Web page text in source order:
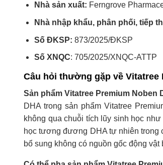
Nhà sản xuất: Ferngrove
Nhà nhập khẩu, phân phối, tiếp
Số ĐKSP: 873/2025/ĐKSP
Số XNQC: 705/2025/XNQC-ATTP
Câu hỏi thường gặp về Vitatree
Sản phẩm Vitatree Premium
DHA trong sản phẩm Vitatree
không qua chuỗi tích lũy sinh học
học tương đương DHA tự nhiên trong
bổ sung không có nguồn gốc động vật